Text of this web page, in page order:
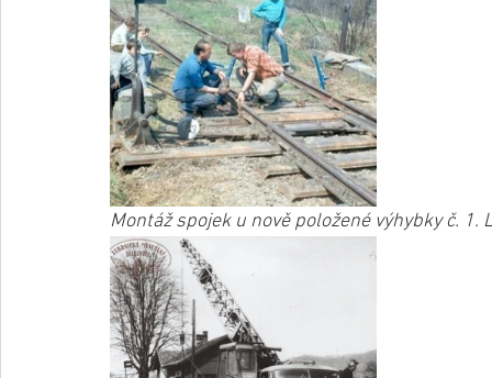
Montáž spojek u nově položené výhybky č.